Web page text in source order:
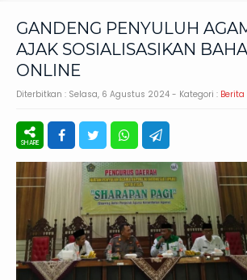
GANDENG PENYULUH
AJAK SOSIALISASIKAN
ONLINE
Diterbitkan : Selasa, 6 Agustus 2024 - Kategori : Berita